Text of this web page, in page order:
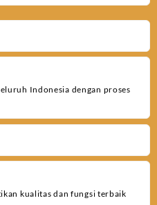
Indonesia dengan proses
kualitas dan fungsi terbaik